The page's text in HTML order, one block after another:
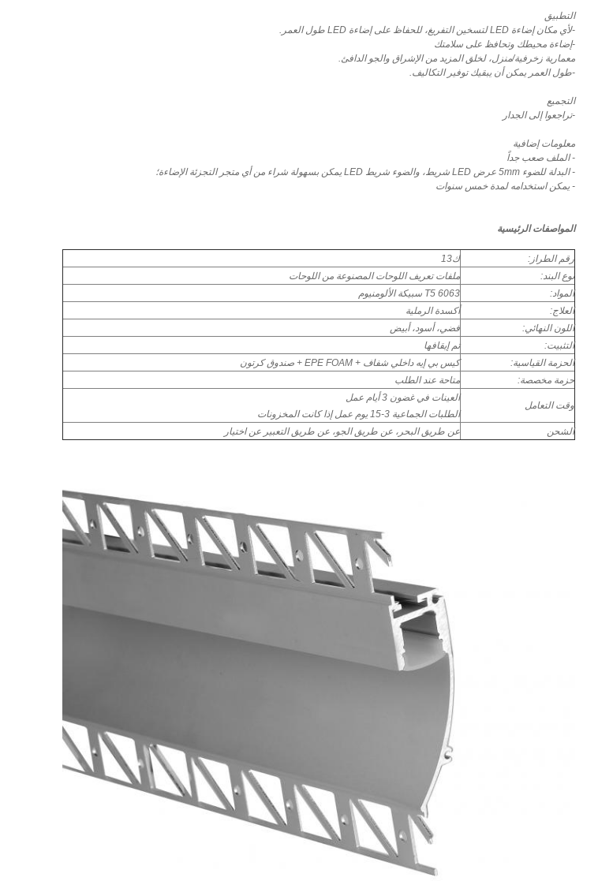
التطبيق
-لأي مكان إضاءة LED لتسخين التفريغ، للحفاظ على إضاءة LED طول العمر.
-إضاءة محيطك وتحافظ على سلامتك
معمارية زخرفية/منزل، لخلق المزيد من الإشراق والجو الدافئ.
-طول العمر يمكن أن يبقيك توفير التكاليف.
التجميع
-تراجعوا إلى الجدار
معلومات إضافية
- الملف صعب جداً
- البدلة للضوء 5mm عرض LED شريط، والضوء شريط LED يمكن بسهولة شراء من أي متجر التجزئة الإضاءة؛
- يمكن استخدامه لمدة خمس سنوات
المواصفات الرئيسية
رقم الطراز:
ك13
نوع البند:
ملفات تعريف اللوحات المصنوعة من اللوحات
المواد:
6063 T5 سبيكة الألومنيوم
العلاج:
أكسدة الرملية
اللون النهائي:
فضي، أسود، أبيض
التثبيت:
تم إيقافها
الحزمة القياسية:
كيس بي إيه داخلي شفاف + EPE FOAM + صندوق كرتون
حزمة مخصصة:
متاحة عند الطلب
وقت التعامل
العينات في غضون 3 أيام عمل
الطلبات الجماعية 3-15 يوم عمل إذا كانت المخزونات
الشحن
عن طريق البحر، عن طريق الجو، عن طريق التعبير عن اختيار